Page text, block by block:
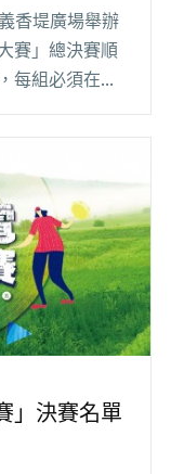
香堤廣場舉辦
賽」總決賽順
每組必須在有
兩首歌曲，並
方設置了一片
光三越不插
分之差榮獲前
」決賽名單